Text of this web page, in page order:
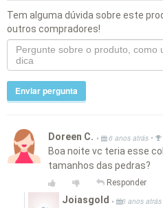
Tem alguma dúvida sobre este
outros compradores!
Enviar pergunta
Doreen C. • 6 anos atrás •
Boa noite vc teria esse
tamanhos das pedras?
Responder
Joiasgold • 6 anos atrás